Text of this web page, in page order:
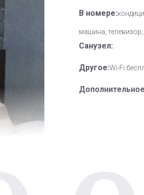
В номере:
машина,
Санузел:
Другое:Wi-Fi